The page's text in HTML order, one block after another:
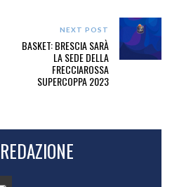
NEXT POST
BASKET: BRESCIA SARÀ
LA SEDE DELLA
FRECCIAROSSA
SUPERCOPPA 2023
REDAZIONE